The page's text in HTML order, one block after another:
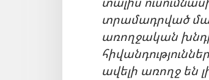
տրամադրված
առողջական
ավելի առողջ են